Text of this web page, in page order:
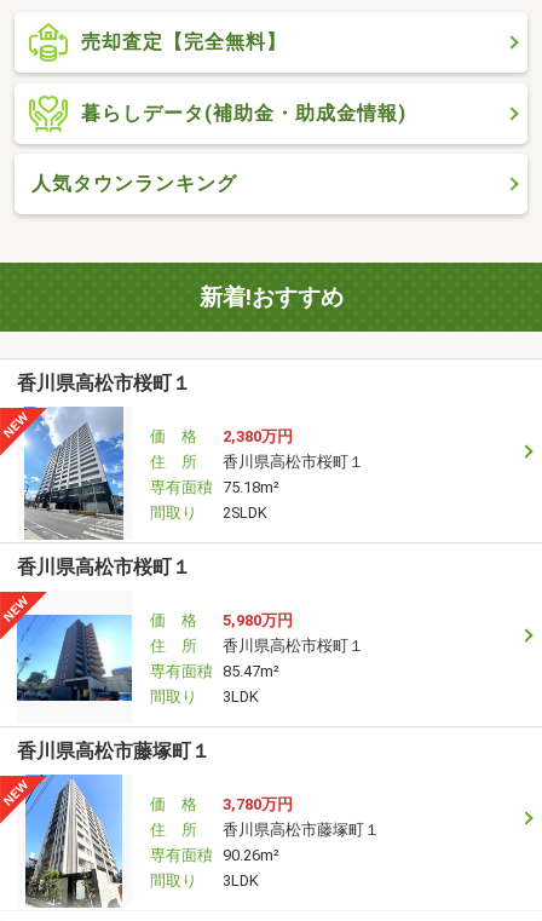
売却査定【完全無料】
暮らしデータ(補助金・助成金情報)
人気タウンランキング
新着!おすすめ
香川県高松市桜町１
価 格
2,380万円
住 所
香川県高松市桜町１
専有面積 75.18m²
間取り
2SLDK
香川県高松市桜町１
価 格
5,980万円
住 所
香川県高松市桜町１
専有面積 85.47m²
間取り
3LDK
香川県高松市藤塚町１
価 格
3,780万円
住 所
香川県高松市藤塚町１
専有面積 90.26m²
間取り
3LDK